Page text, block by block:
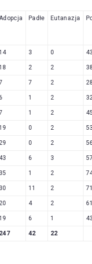
Padłe Eutanazja
14 3 0
18 2 2
7 2
1 2
1 2
19 0 2
0 2
43 6 3
35 1 2
30 11 2
4 2
19 6 1
247 42 22